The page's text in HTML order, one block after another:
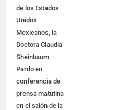
de los Estados
Unidos
Mexicanos, la
Doctora Claudia
Sheinbaum
Pardo en
conferencia de
prensa matutina
en el salón de la